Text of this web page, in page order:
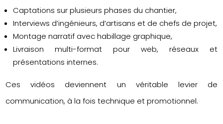
Captations sur plusieurs phases du chantier,
Interviews d’ingénieurs, d’artisans et de chefs de projet,
Montage narratif avec habillage graphique,
Livraison multi-format pour web, réseaux et
présentations internes.
Ces vidéos deviennent un véritable levier de
communication, à la fois technique et promotionnel.